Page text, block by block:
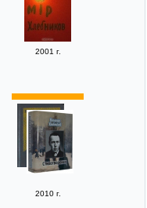
2001 г.
2010 г.